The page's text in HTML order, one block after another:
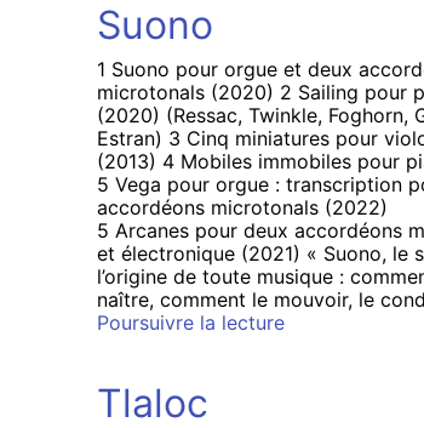
Suono
1 Suono pour orgue et deux
microtonals (2020) 2 Sailing pour
(2020) (Ressac, Twinkle, Foghorn,
Estran) 3 Cinq miniatures pour
(2013) 4 Mobiles immobiles pour
5 Vega pour orgue : transcription
accordéons microtonals (2022)
5 Arcanes pour deux accordéons
et électronique (2021) « Suono, le
l’origine de toute musique :
naître, comment le mouvoir, le
Poursuivre la lectureSuono
Tlaloc